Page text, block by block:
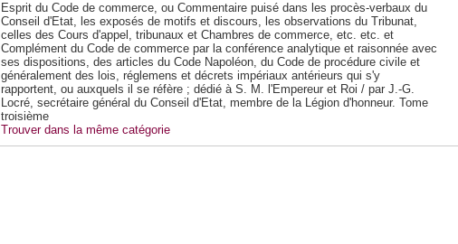
Esprit du Code de commerce, ou Commentaire puisé dans les procès-verbaux du
Conseil d'Etat, les exposés de motifs et discours, les observations du Tribunat,
celles des Cours d'appel, tribunaux et Chambres de commerce, etc. etc. et
Complément du Code de commerce par la conférence analytique et raisonnée avec
ses dispositions, des articles du Code Napoléon, du Code de procédure civile et
généralement des lois, réglemens et décrets impériaux antérieurs qui s'y
rapportent, ou auxquels il se réfère ; dédié à S. M. l'Empereur et Roi / par J.-G.
Locré, secrétaire général du Conseil d'Etat, membre de la Légion d'honneur. Tome
troisième
Trouver dans la même catégorie